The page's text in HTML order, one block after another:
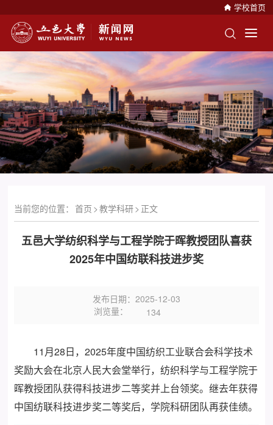
学校首页
当前您的位置： 首页 >教学科研> 正文
五邑大学纺织科学与工程学院于晖教授团队喜获
2025年中国纺联科技进步奖
发布日期：2025-12-03
浏览量：
134
11月28日，2025年度中国纺织工业联合会科学技术
奖励大会在北京人民大会堂举行，纺织科学与工程学院于
晖教授团队获得科技进步二等奖并上台领奖。继去年获得
中国纺联科技进步奖二等奖后，学院科研团队再获佳绩。